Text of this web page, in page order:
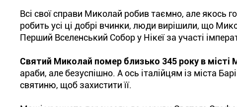
Всі свої справи Миколай робив таємно, але якось
робить усі ці добрі вчинки, люди вирішили, що
Перший Вселенський Собор у Нікеї за участі
Святий Миколай помер близько 345 року в місті
араби, але безуспішно. А ось італійцям із міста
святиню, щоб захистити її.